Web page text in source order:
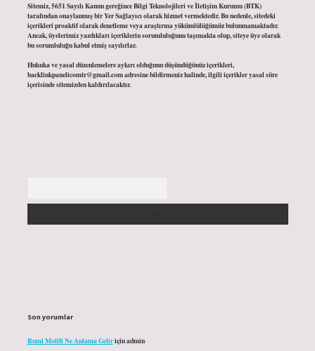
Sitemiz, 5651 Sayılı Kanun gereğince Bilgi Teknolojileri ve İletişim Kurumu (BTK)
tarafından onaylanmış bir Yer Sağlayıcı olarak hizmet vermektedir. Bu nedenle, sitedeki
içerikleri proaktif olarak denetleme veya araştırma yükümlülüğümüz bulunmamaktadır.
Ancak, üyelerimiz yazdıkları içeriklerin sorumluluğunu taşımakta olup, siteye üye olarak
bu sorumluluğu kabul etmiş sayılırlar.
Hukuka ve yasal düzenlemelere aykırı olduğunu düşündüğünüz içerikleri,
backlinkpanelicomtr@gmail.comadresine bildirmeniz halinde, ilgili içerikler yasal süre
içerisinde sitemizden kaldırılacaktır.
Son yorumlar
Rumi Motifi Ne Anlama Geliriçinadmin